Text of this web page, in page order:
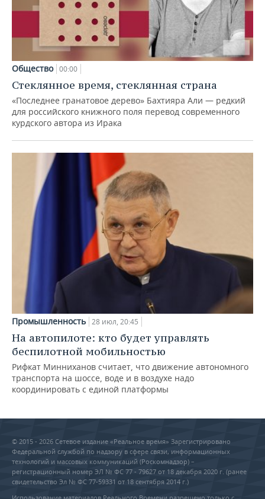
Общество 00:00
Стеклянное время, стеклянная страна
«Последнее гранатовое дерево» Бахтияра Али — редкий
для российского книжного поля перевод современного
курдского автора из Ирака
Промышленность 28 июл, 20:45
На автопилоте: кто будет управлять
беспилотной мобильностью
Рифкат Минниханов считает, что движение автономного
транспорта на шоссе, воде и в воздухе надо
координировать с единой платформы
© 2015 - 2026 Сетевое издание «Реальное время» Зарегистрировано
Федеральной службой по надзору в сфере связи, информационных
технологий и массовых коммуникаций (Роскомнадзор) –
регистрационный номер ЭЛ № ФС 77 - 79627 от 18 декабря 2020 г. (ранее
свидетельство Эл № ФС 77-59331 от 18 сентября 2014 г.)